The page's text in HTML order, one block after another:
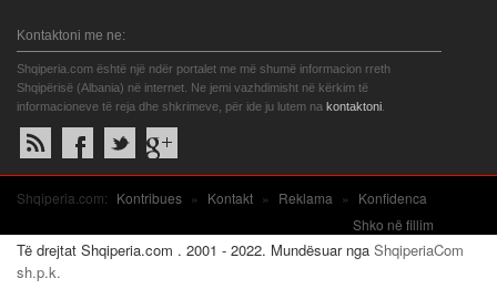
Kontaktoni me ne:
Shqiperia.com është një ndër portalet me më shumë informacion rreth
Shqipërisë (Albania) në internet. Ne jemi vazhdimisht në kërkim të
informacioneve të reja dhe shkrimeve, për ide ju lutem na kontaktoni.
Shqiperia.com: Kontribues » Kontakt » Reklama »
Konfidenca
Shko në fillim
Të drejtat Shqiperia.com . 2001 - 2022. Mundësuar nga ShqiperiaCom
sh.p.k.